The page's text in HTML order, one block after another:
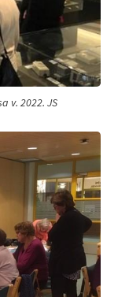
v. 2022. JS